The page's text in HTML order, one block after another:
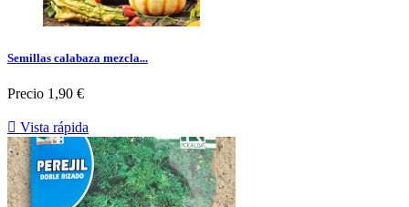
Semillas calabaza mezcla...
Precio 1,90 €
 Vista rápida